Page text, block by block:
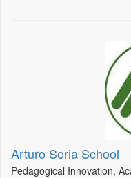
Arturo Soria School
Pedagogical Innovation,